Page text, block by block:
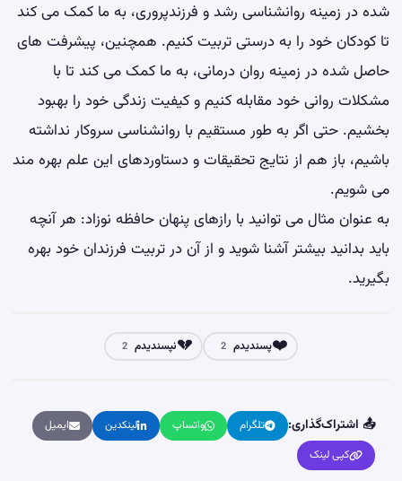
شده در زمینه روانشناسی رشد و فرزندپروری، به ما کمک می کند
تا کودکان خود را به درستی تربیت کنیم. همچنین، پیشرفت های
حاصل شده در زمینه روان درمانی، به ما کمک می کند تا با
مشکلات روانی خود مقابله کنیم و کیفیت زندگی خود را بهبود
بخشیم. حتی اگر به طور مستقیم با روانشناسی سروکار نداشته
باشیم، باز هم از نتایج تحقیقات و دستاوردهای این علم بهره مند
می شویم.
به عنوان مثال می توانید با رازهای پنهان حافظه نوزاد: هر آنچه
باید بدانیدبیشتر آشنا شوید و از آن در تربیت فرزندان خود بهره
بگیرید.
❤️پسندیدم 2
💔نپسندیدم 2
📤 اشتراک‌گذاری: تلگرام واتساپ لینکدین
ایمیل
کپی لینک